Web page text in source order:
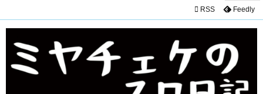
 RSS Feedly